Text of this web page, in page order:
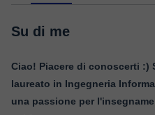
Su di me
Ciao! Piacere di conoscerti :)
laureato in Ingegneria
una passione per